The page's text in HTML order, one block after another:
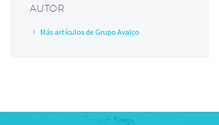
AUTOR
Más artículos de Grupo Avalco